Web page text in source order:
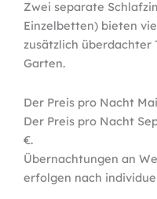
Zwei separate
Einzelbetten) bieten
zusätzlich überdachter
Garten.
Der Preis pro Nacht
Der Preis pro Nacht
€.
Übernachtungen an
erfolgen nach